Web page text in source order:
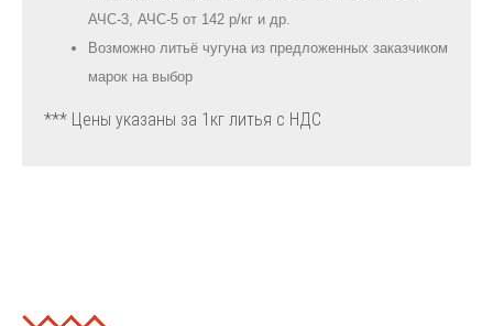
АЧС-3, АЧС-5 от 142 р/кг и др.
Возможно литьё чугуна из предложенных заказчиком
марок на выбор
*** Цены указаны за 1кг литья с НДС